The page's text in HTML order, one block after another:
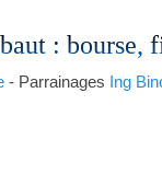
: bourse,
- Parrainages Ing